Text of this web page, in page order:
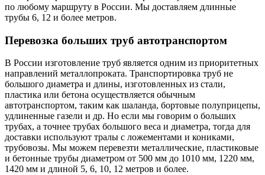
по любому маршруту в России. Мы доставляем длинные
трубы 6, 12 и более метров.
Перевозка больших труб автотранспортом
В России изготовление труб является одним из приоритетных
направлений металлопроката. Транспортировка труб не
большого диаметра и длины, изготовленных из стали,
пластика или бетона осуществляется обычным
автотранспортом, таким как шаланда, бортовые полуприцепы,
удлиненные газели и др. Но если мы говорим о больших
трубах, а точнее трубах большого веса и диаметра, тогда для
доставки используют тралы с ложементами и кониками,
трубовозы. Мы можем перевезти металлические, пластиковые
и бетонные трубы диаметром от 500 мм до 1010 мм, 1220 мм,
1420 мм и длиной 5, 6, 10, 12 метров и более.